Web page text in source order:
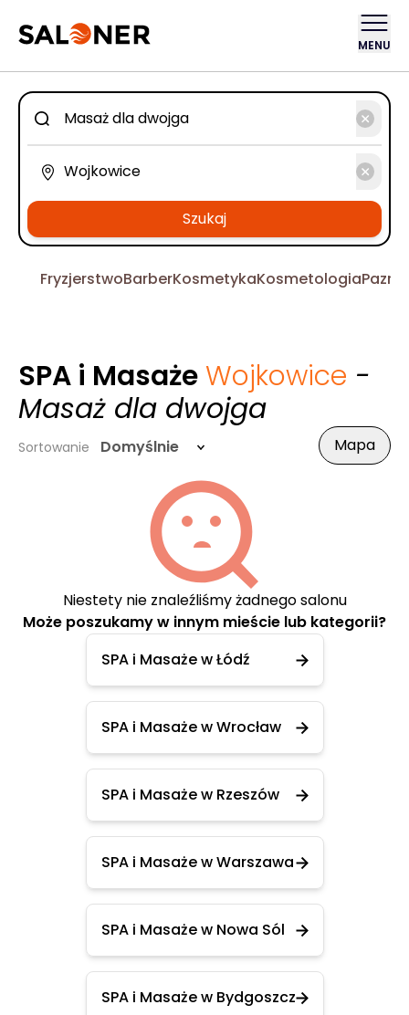
MENU
Szukaj
FryzjerstwoBarberKosmetykaKosmetologia
SPA i Masaże Wojkowice -
Masaż dla dwojga
Sortowanie Domyślnie Mapa
Niestety nie znaleźliśmy żadnego salonu
Może poszukamy w innym mieście lub kategorii?
SPA i Masaże w Łódź
SPA i Masaże w Wrocław
SPA i Masaże w Rzeszów
SPA i Masaże w Warszawa
SPA i Masaże w Nowa Sól
SPA i Masaże w Bydgoszcz